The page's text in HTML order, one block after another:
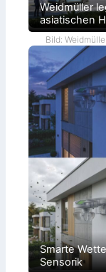
Weidmüller
asiatischen
Bild:
Smarte
Sensorik